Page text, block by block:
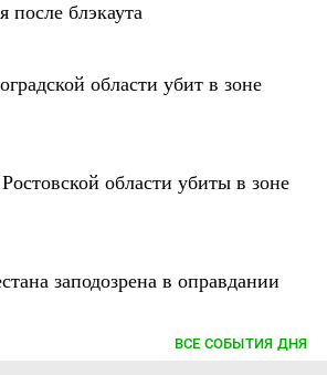
после блэкаута
области убит в зоне
области убиты в зоне
заподозрена в оправдании
ВСЕ СОБЫТИЯ ДНЯ